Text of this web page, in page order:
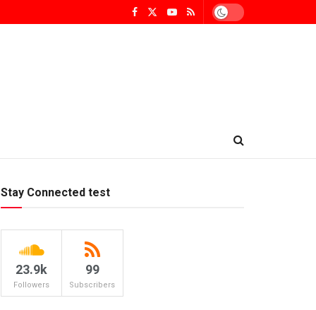
Stay Connected test
23.9k
Followers
99
Subscribers